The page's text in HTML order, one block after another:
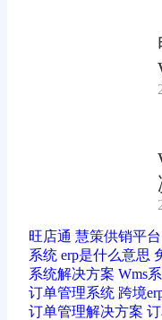
旺店通 慧策供销平台
系统 erp是什么意思
系统解决方案 Wms
订单管理系统 跨境
订单管理解决方案